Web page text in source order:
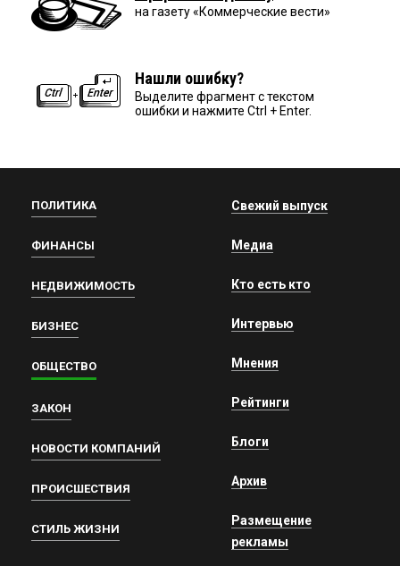
на газету «Коммерческие вести»
Нашли ошибку?
Выделите фрагмент с текстом
ошибки и нажмите Ctrl + Enter.
ПОЛИТИКА
ФИНАНСЫ
НЕДВИЖИМОСТЬ
БИЗНЕС
ОБЩЕСТВО
ЗАКОН
НОВОСТИ КОМПАНИЙ
ПРОИСШЕСТВИЯ
СТИЛЬ ЖИЗНИ
Свежий выпуск
Медиа
Кто есть кто
Интервью
Мнения
Рейтинги
Блоги
Архив
Размещение
рекламы